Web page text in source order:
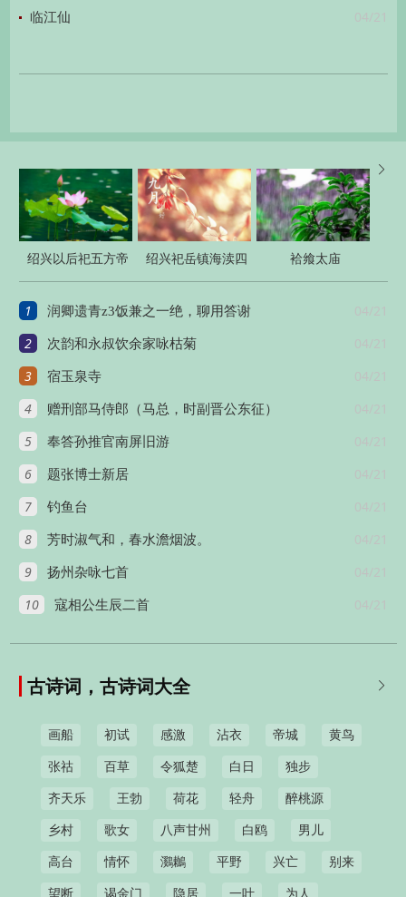
04/21
临江仙

绍兴以后祀五方帝
六十首
绍兴祀岳镇海渎四
十三首
袷飨太庙
1 04/21
润卿遗青z3饭兼之一绝，聊用答谢
2 04/21
次韵和永叔饮余家咏枯菊
3 04/21
宿玉泉寺
4 04/21
赠刑部马侍郎（马总，时副晋公东征）
5 04/21
奉答孙推官南屏旧游
6 04/21
题张博士新居
7 04/21
钓鱼台
8 04/21
芳时淑气和，春水澹烟波。
9 04/21
扬州杂咏七首
10 04/21
寇相公生辰二首

古诗词，古诗词大全
画船 初试 感激 沾衣 帝城 黄鸟
张祜 百草 令狐楚 白日 独步
齐天乐 王勃 荷花 轻舟 醉桃源
乡村 歌女 八声甘州 白鸥 男儿
高台 情怀 鸂鶒 平野 兴亡 别来
望断 谒金门 隐居 一叶 为人